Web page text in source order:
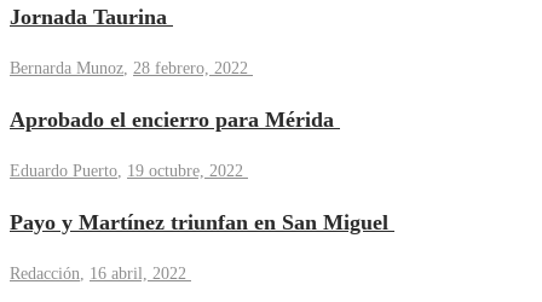
Jornada Taurina
Bernarda Munoz, 28 febrero, 2022
Aprobado el encierro para Mérida
Eduardo Puerto, 19 octubre, 2022
Payo y Martínez triunfan en San Miguel
Redacción, 16 abril, 2022